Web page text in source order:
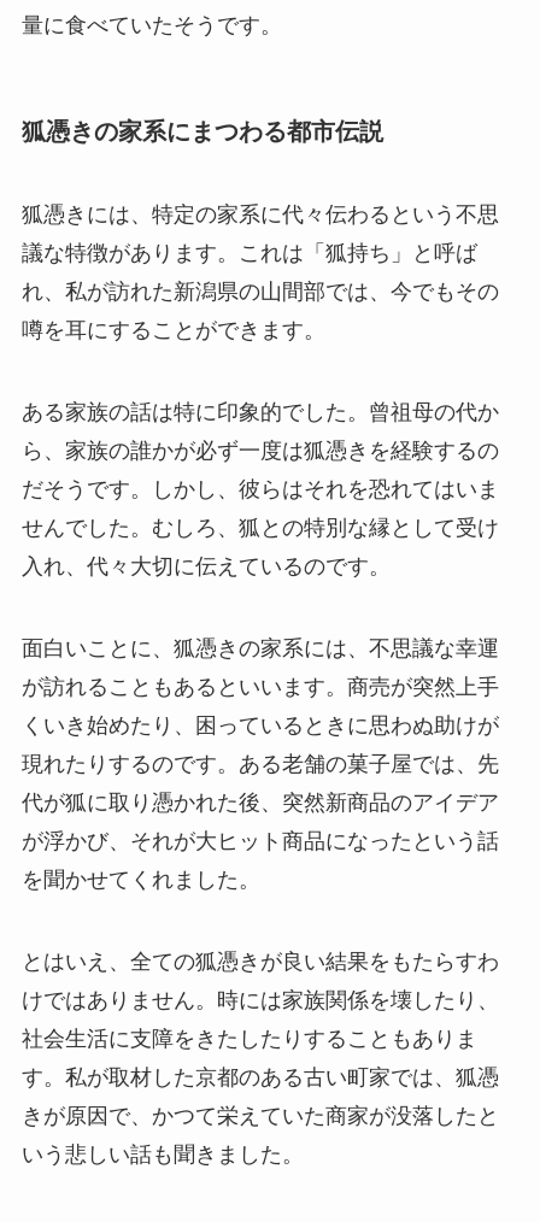
量に食べていたそうです。
狐憑きの家系にまつわる都市伝説
狐憑きには、特定の家系に代々伝わるという不思
議な特徴があります。これは「狐持ち」と呼ば
れ、私が訪れた新潟県の山間部では、今でもその
噂を耳にすることができます。
ある家族の話は特に印象的でした。曾祖母の代か
ら、家族の誰かが必ず一度は狐憑きを経験するの
だそうです。しかし、彼らはそれを恐れてはいま
せんでした。むしろ、狐との特別な縁として受け
入れ、代々大切に伝えているのです。
面白いことに、狐憑きの家系には、不思議な幸運
が訪れることもあるといいます。商売が突然上手
くいき始めたり、困っているときに思わぬ助けが
現れたりするのです。ある老舗の菓子屋では、先
代が狐に取り憑かれた後、突然新商品のアイデア
が浮かび、それが大ヒット商品になったという話
を聞かせてくれました。
とはいえ、全ての狐憑きが良い結果をもたらすわ
けではありません。時には家族関係を壊したり、
社会生活に支障をきたしたりすることもありま
す。私が取材した京都のある古い町家では、狐憑
きが原因で、かつて栄えていた商家が没落したと
いう悲しい話も聞きました。